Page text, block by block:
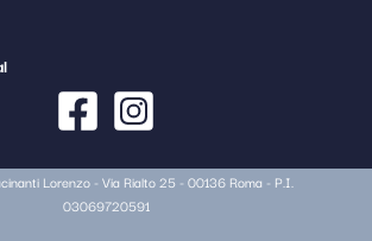
Lorenzo - Via Rialto 25 - 00136 Roma - P.I.
03069720591